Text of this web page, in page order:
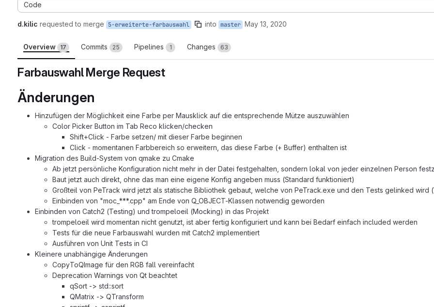
Code
d.kilic requested to merge 5-erweiterte-farbauswahl into master May 13, 2020
Overview 17 Commits 25 Pipelines 1 Changes 63
Farbauswahl Merge Request
Änderungen
Hinzufügen der Möglichkeit eine Farbe per Mausklick auf die entsprechende Mütze auszuwählen
Color Picker Button im Tab Reco klicken/checken
Shift+Click - Farbe setzen/ mit dieser Farbe beginnen
Click - momentanen Farbbereich so erweitern, das diese Farbe (+ Buffer) enthalten ist
Migration des Build-System von qmake zu Cmake
Ab jetzt persönliche Konfiguration nicht mehr in der Datei festgehalten, sondern lokal von jeder einzelnen Person
Baut jetzt auch direkt, ohne das man eine eigene Konfig angeben muss (Standard funktioniert)
Großteil von PeTrack wird jetzt als statische Bibliothek gebaut, welche von PeTrack.exe und den Tests gelinked wird
Einbinden von "moc_***.cpp" am Ende von Q_OBJECT-Klassen notwendig geworden
Einbinden von Catch2 (Testing) und trompeloeil (Mocking) in das Projekt
trompeloeil wird momentan nicht genutzt, ist aber fertig konfiguriert und kann bei Bedarf einfach included werden
Tests für die neue Farbauswahl wurden mit Catch2 implementiert
Ausführen von Unit Tests in CI
Kleinere unabhängige Änderungen
CopyToQImage für den RGB fall vereinfacht
Deprecation Warnings von Qt beachtet
qSort -> std::sort
QMatrix -> QTransform